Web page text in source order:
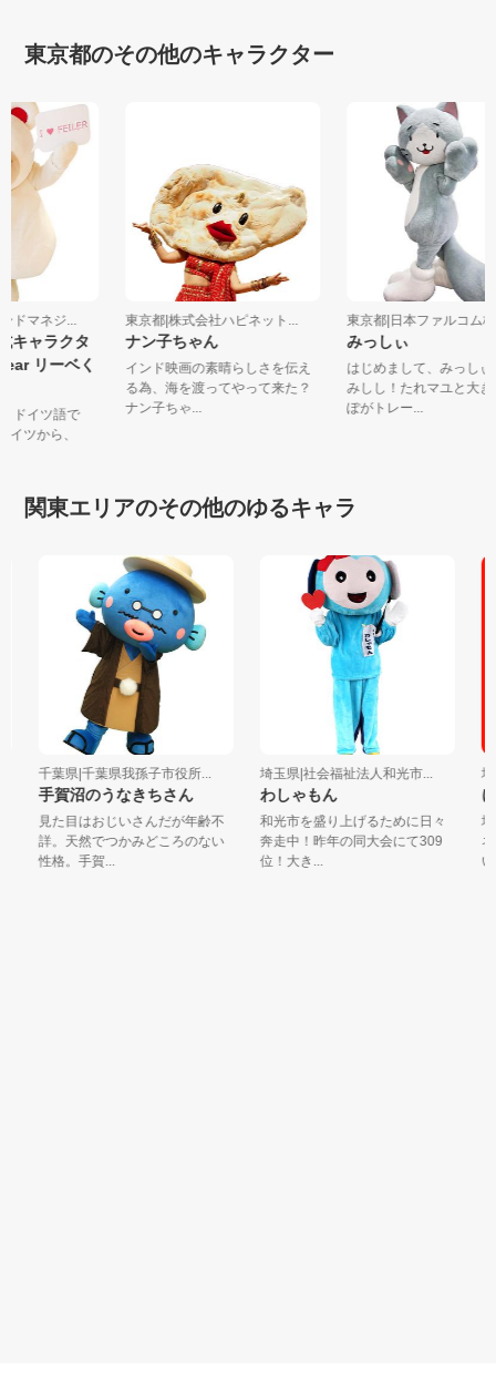
東京都のその他のキャラクター
ンドマネジ...
キャラクタ
リーベく
、ドイツ語で
ドイツから、
東京都|株式会社ハピネット...
ナン子ちゃん
インド映画の素晴らしさを伝え
る為、海を渡ってやって来た？
ナン子ちゃ...
東京都|日本ファルコ
みっしぃ
はじめまして、みっし
みしし！たれマユと大
ぽがトレー...
関東エリアのその他のゆるキャラ
千葉県|千葉県我孫子市役所...
手賀沼のうなきちさん
見た目はおじいさんだが年齢不
詳。天然でつかみどころのない
性格。手賀...
埼玉県|社会福祉法人和光市...
わしゃもん
和光市を盛り上げるために日々
奔走中！昨年の同大会にて309
位！大き...
埼
に
埼
ネ
い